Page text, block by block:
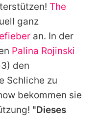
The
ganz
an. In der
Palina Rojinski
den
Schliche zu
bekommen sie
"Dieses